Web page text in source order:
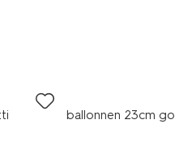
ballonnen 23cm